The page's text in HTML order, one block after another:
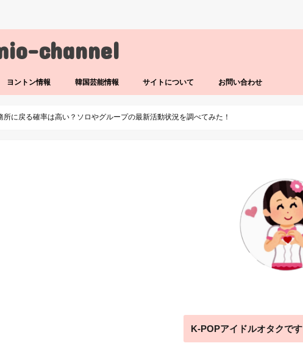
channel
ヨントン情報 韓国芸能情報 サイトについて お問い合わせ
所に戻る確率は高い？ソロやグループの最新活動状況を調べてみた！
K-POPアイドルオタクです